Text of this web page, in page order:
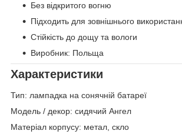
Без відкритого вогню
Підходить для зовнішнього
Стійкість до дощу та вологи
Виробник: Польща
Характеристики
Тип: лампадка на сонячній батареї
Модель / декор: сидячий Ангел
Матеріал корпусу: метал, скло